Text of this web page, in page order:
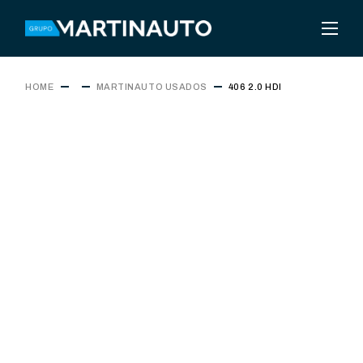
HOME MARTINAUTO USADOS 406 2.0 HDI